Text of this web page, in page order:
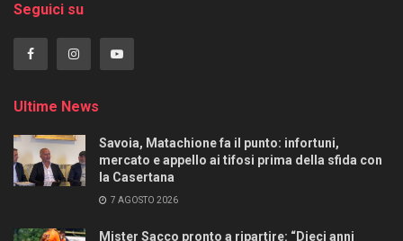
Seguici su
Ultime News
Savoia, Matachione fa il punto: infortuni,
mercato e appello ai tifosi prima della sfida con
la Casertana
7 AGOSTO 2026
Mister Sacco pronto a ripartire: “Dieci anni